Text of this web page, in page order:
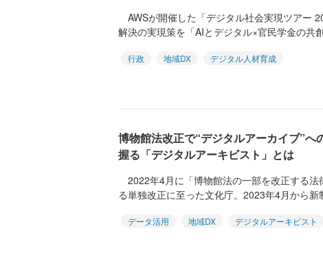
AWSが開催した「デジタル社会実現ツアー
解決の実現策を「AIとデジタル×官民学金の共
行政 地域DX
デジタル人材育成
博物館法改正で“デジタルアーカイブ”
握る「デジタルアーキビスト」とは
2022年4月に「博物館法の一部を改正する法
る単独改正に至った文化庁。2023年4月から
データ活用 地域DX
デジタルアーキビスト